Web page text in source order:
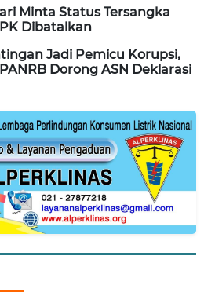
Minta Status Tersangka
Dibatalkan
Jadi Pemicu Korupsi,
Dorong ASN Deklarasi